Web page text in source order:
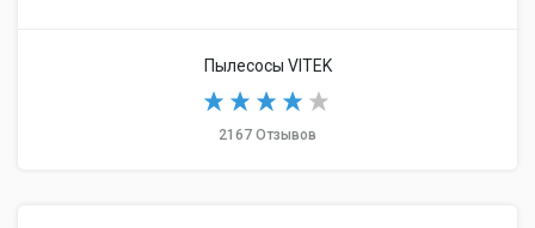
Пылесосы VITEK
2167 Отзывов